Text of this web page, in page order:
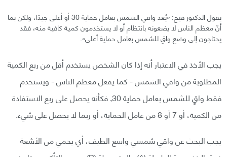
يقول الدكتور فيج: «يُعد واقي الشمس بعامل حماية 30 أو أعلى جيدًا، ولكن بما
أنّ معظم الناس لا يضعونه بانتظام أو لا يستخدمون كمية كافية منه، فقد
يحتاجون إلى وضع واقٍ للشمس بعامل حماية أعلى».
يجب الأخذ في الاعتبار أنه إذا كان الشخص يستخدم أقل من ربع الكمية
المطلوبة من واقي الشمس - كما يفعل معظم الناس - ويستخدم
فقط واقٍ للشمس بعامل حماية 30, فكأنه يحصل على ربع الاستفادة
من الكمية، أو 7 أو 8 من عامل الحماية، أو ربما لا يحصل على شيء.
يجب البحث عن واقي شمسي واسع الطيف، أي يحمي من الأشعة